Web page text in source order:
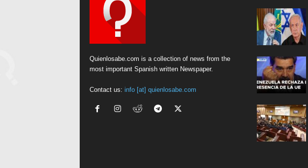
Quienlosabe.com is a collection of news from the
most important Spanish written Newspaper.
Contact us: info [at] quienlosabe.com